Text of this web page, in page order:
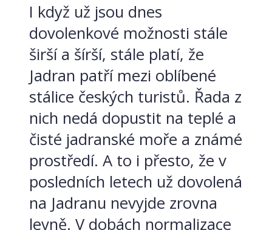
I když už jsou dnes
dovolenkové možnosti stále
širší a šírší, stále platí, že
Jadran patří mezi oblíbené
stálice českých turistů. Řada z
nich nedá dopustit na teplé a
čisté jadranské moře a známé
prostředí. A to i přesto, že v
posledních letech už dovolená
na Jadranu nevyjde zrovna
levně. V dobách normalizace